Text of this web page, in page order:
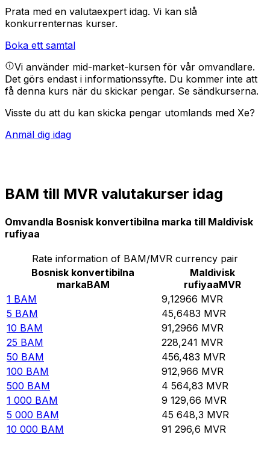
Prata med en valutaexpert idag. Vi kan slå
konkurrenternas kurser.
Boka ett samtal
Vi använder mid-market-kursen för vår omvandlare.
Det görs endast i informationssyfte. Du kommer inte att
få denna kurs när du skickar pengar. Se sändkurserna.
Visste du att du kan skicka pengar utomlands med Xe?
Anmäl dig idag
BAM till MVR valutakurser idag
Omvandla Bosnisk konvertibilna marka till Maldivisk
rufiyaa
Rate information of BAM/MVR currency pair
Bosnisk konvertibilna
markaBAM
Maldivisk
rufiyaaMVR
1 BAM 9,12966 MVR
5 BAM 45,6483 MVR
10 BAM 91,2966 MVR
25 BAM 228,241 MVR
50 BAM 456,483 MVR
100 BAM 912,966 MVR
500 BAM 4 564,83 MVR
1 000 BAM 9 129,66 MVR
5 000 BAM 45 648,3 MVR
10 000 BAM 91 296,6 MVR